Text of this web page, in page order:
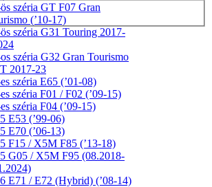
széria GT F07 Gran
(’10-17)
széria G31 Touring 2017-
széria G32 Gran Tourismo
2017-23
széria E65 (’01-08)
széria F01 / F02 (’09-15)
széria F04 (’09-15)
E53 (’99-06)
E70 (’06-13)
F15 / X5M F85 (’13-18)
G05 / X5M F95 (08.2018-
E71 / E72 (Hybrid) (’08-14)